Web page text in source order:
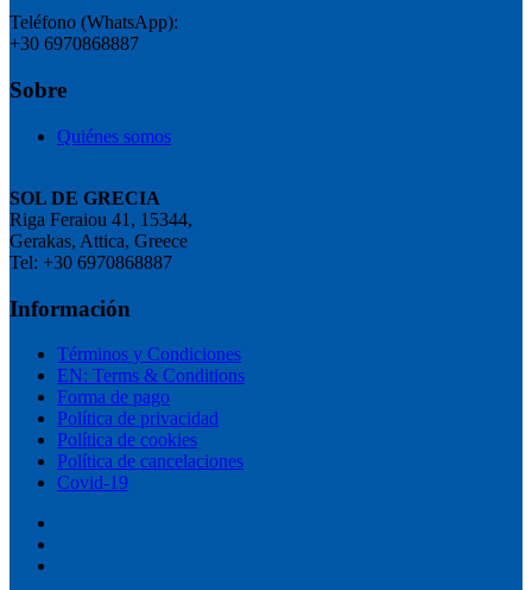
Teléfono (WhatsApp):
+30 6970868887
Sobre
Quiénes somos
SOL DE GRECIA
Riga Feraiou 41, 15344,
Gerakas, Attica, Greece
Tel: +30 6970868887
Información
Términos y Condiciones
EN: Terms & Conditions
Forma de pago
Política de privacidad
Política de cookies
Política de cancelaciones
Covid-19